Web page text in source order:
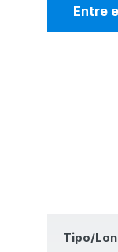
Entre
Tipo/